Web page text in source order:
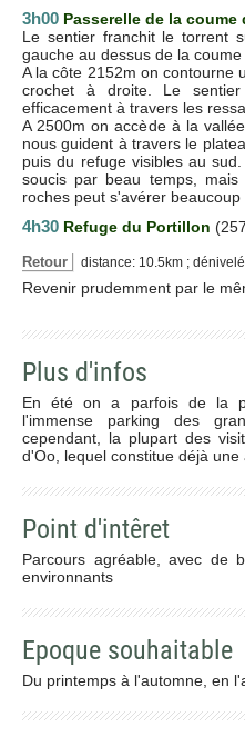
3h00 Passerelle de la coume
Le sentier franchit le torrent
gauche au dessus de la
A la côte 2152m on contourne
crochet à droite. Le
efficacement à travers les
A 2500m on accède à la
nous guident à travers le
puis du refuge visibles au
soucis par beau temps,
roches peut s'avérer
4h30 Refuge du Portillon
Retour distance: 10.5km ;
Revenir prudemment par le
Plus d'infos
En été on a parfois de la
l'immense parking des
cependant, la plupart des
d'Oo, lequel constitue déjà
Point d'intêret
Parcours agréable, avec de
environnants
Epoque souhaitable
Du printemps à l'automne, en